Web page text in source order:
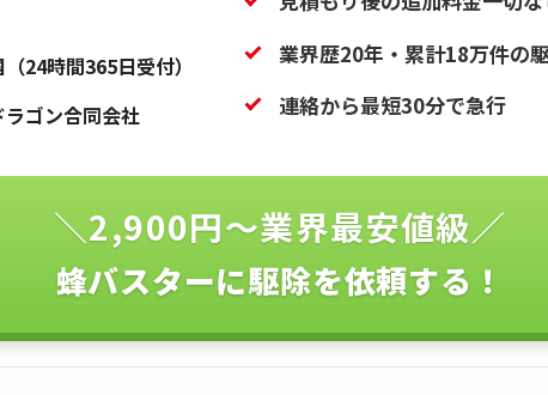
24時間365日受付）
ラゴン合同会社
業界歴20年・累計18万件の
連絡から最短30分で急行
＼2,900円〜業界最安値級／
蜂バスターに駆除を依頼する！